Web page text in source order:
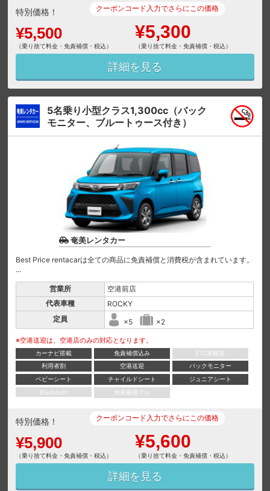
特別価格！
¥5,500
（乗り捨て料金・免責補償・税込）
クーポンコード入力でさらにこの価格
¥5,300
（乗り捨て料金・免責補償・税込）
詳細を見る
5名乗り小型クラス1,300cc（バック
モニター、ブルートゥース付き）
奄美レンタカー
Best Price rentacarは全ての商品に免責補償と消費税が含まれています。
...
営業所
空港前店
代表車種
ROCKY
定員
×5 ×2
※空港送迎は、空港店のみの対応となります。
カーナビ搭載 免責補償込み
ETC車載器
利用者割
空港送迎
バックモニター
ベビーシート
チャイルドシート
ジュニアシート
Bluetooth
免責補償フル
特別価格！
¥5,900
（乗り捨て料金・免責補償・税込）
クーポンコード入力でさらにこの価格
¥5,600
（乗り捨て料金・免責補償・税込）
詳細を見る